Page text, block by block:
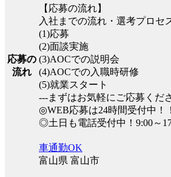
応募の
流れ
【応募の流れ】
入社までの流れ・選考プロセ
(1)応募
(2)面談実施
(3)AOCでの説明会
(4)AOCでの入職時研修
(5)就業スタート
---まずはお気軽にご応募くだ
◎WEB応募は24時間受付中！！
◎土日も電話受付中！9:00～
車通勤OK
富山県 富山市